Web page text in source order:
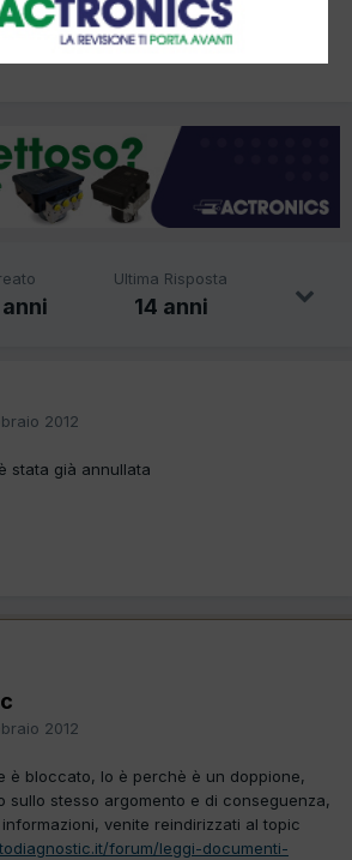
anni
Ultima Risposta
14 anni
2012
stata già annullata
2012
è bloccato, lo è perchè è un doppione,
sullo stesso argomento e di conseguenza,
venite reindirizzati al topic
forum/leggi-documenti-